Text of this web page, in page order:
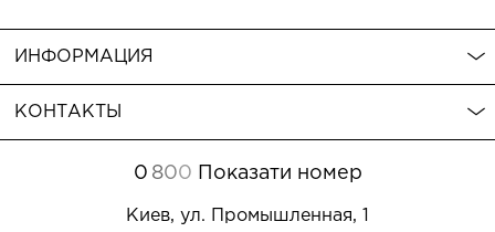
ИНФОРМАЦИЯ
КОНТАКТЫ
0 800 Показати номер
Киев, ул. Промышленная, 1